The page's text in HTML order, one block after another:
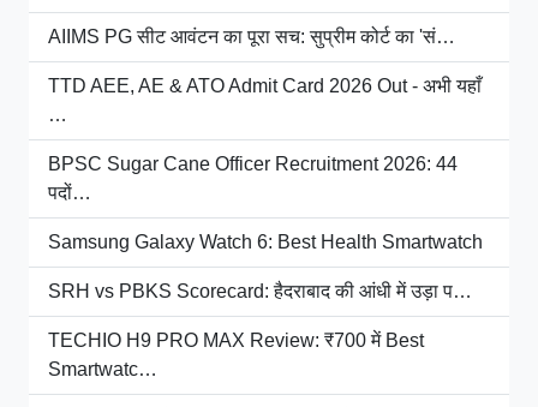
AIIMS PG सीट आवंटन का पूरा सच: सुप्रीम कोर्ट का 'सं…
TTD AEE, AE & ATO Admit Card 2026 Out - अभी यहाँ
…
BPSC Sugar Cane Officer Recruitment 2026: 44
पदों…
Samsung Galaxy Watch 6: Best Health Smartwatch
SRH vs PBKS Scorecard: हैदराबाद की आंधी में उड़ा प…
TECHIO H9 PRO MAX Review: ₹700 में Best
Smartwatc…